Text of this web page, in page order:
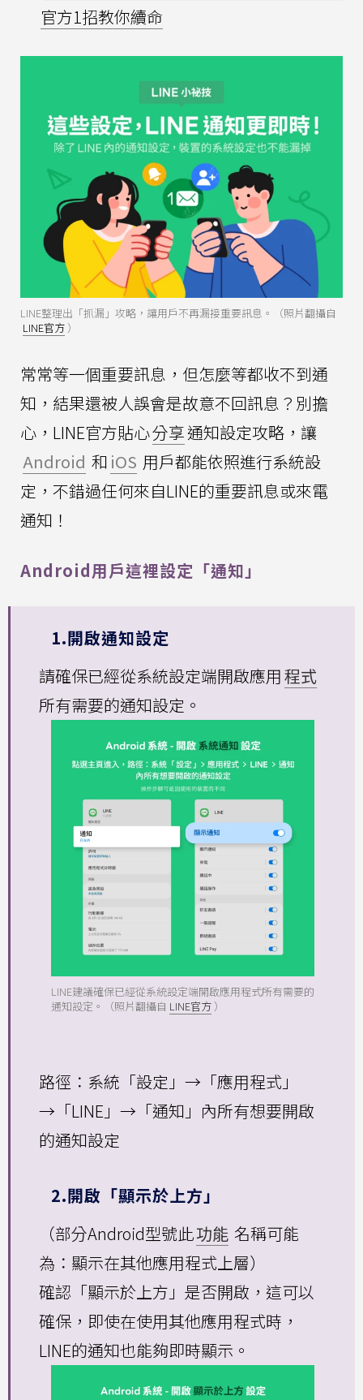
官方1招教你續命
LINE整理出「抓漏」攻略，讓用戶不再漏接重要訊息。（照片翻攝自
LINE官方 ）
常常等一個重要訊息，但怎麼等都收不到通
知，結果還被人誤會是故意不回訊息？別擔
心，LINE官方貼心分享通知設定攻略，讓
Android 和 iOS 用戶都能依照進行系統設
定，不錯過任何來自LINE的重要訊息或來電
通知！
Android用戶這裡設定「通知」
1.開啟通知設定
請確保已經從系統設定端開啟應用程式
所有需要的通知設定。
LINE建議確保已經從系統設定端開啟應用程式所有需要的
通知設定。（照片翻攝自 LINE官方 ）
路徑：系統「設定」→「應用程式」
→「LINE」→「通知」內所有想要開啟
的通知設定
2.開啟「顯示於上方」
（部分Android型號此功能 名稱可能
為：顯示在其他應用程式上層）
確認「顯示於上方」是否開啟，這可以
確保，即使在使用其他應用程式時，
LINE的通知也能夠即時顯示。